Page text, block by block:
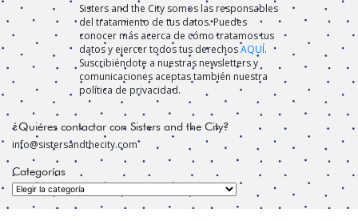
Sisters and the City somos las responsables
del tratamiento de tus datos. Puedes
conocer más acerca de cómo tratamos tus
datos y ejercer todos tus derechosAQUÍ.
Suscribiéndote a nuestras newsletters y
comunicaciones aceptas también nuestra
política de privacidad.
¿Quiéres contactar con Sisters and the City?
info@sistersandthecity.com
Categorías
Categorías